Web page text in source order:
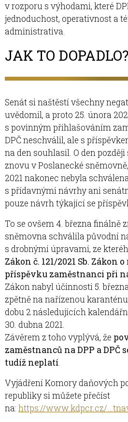
v rozporu s výhodami, které
jednoduchost, operativnost a
administrativa.
JAK TO DOPADLO?
Senát si naštěstí všechny
uvědomil, a proto 25. února
s povinným přihlašováním
DPČ neschválil, ale s
na den souhlasil. O den
znovu v Poslanecké
2021 nakonec nebyla
s přídavnými návrhy ani
pouze návrh týkající se
To se ovšem 4. března finálně
sněmovna schválila původní
s drobnými úpravami, ze
Zákon č. 121/2021 Sb. Zákon
příspěvku zaměstnanci při
Zákon nabyl účinnosti 5.
zpětně na nařízenou karanténu
dobu 2 následujících
30. dubna 2021.
Závěrem z toho vyplývá, že
zaměstnanců na DPP a DPČ
tudíž neplatí.
Vyjádření Komory daňových
republiky si můžete přečíst
na: https://www.kdpcr.cz/